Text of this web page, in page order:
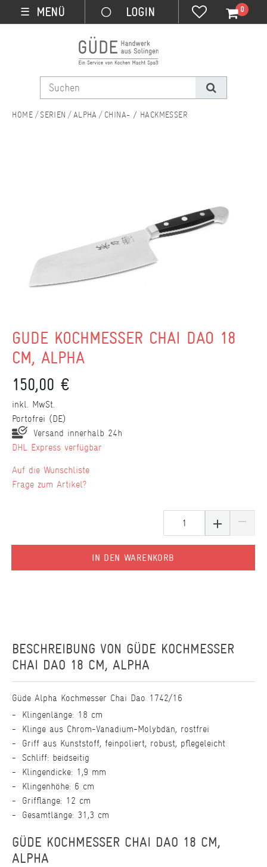
☰ MENÜ 0
SERIEN ALPHA CHINA- / HACKMESSER
GÜDE KOCHMESSER CHAI DAO 18
CM, ALPHA
150,00 €
inkl. MwSt.
Portofrei (DE)
Versand innerhalb 24h
DHL Express verfügbar
IN DEN WARENKORB
Wunschliste
Frage zum Artikel?
BESCHREIBUNG VON GÜDE KOCHMESSER
CHAI DAO 18 CM, ALPHA
Güde Alpha Kochmesser Chai Dao 1742/16
Klingenlänge: 18 cm
Klinge aus Chrom-Vanadium-Molybdän, rostfrei
Griff aus Kunststoff, feinpoliert, robust, pflegeleicht
Schliff: beidseitig
Klingendicke: 1,9 mm
Klingenhöhe: 6 cm
Grifflänge: 12 cm
Gesamtlänge: 31,3 cm
GÜDE KOCHMESSER CHAI DAO 18 CM,
ALPHA